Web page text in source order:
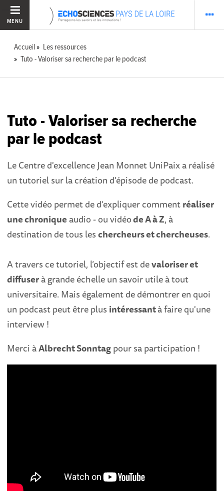
MENU
Accueil
Les ressources
Tuto - Valoriser sa recherche par le podcast
Tuto - Valoriser sa recherche
par le podcast
Le Centre d'excellence Jean Monnet UniPaix a réalisé
un tutoriel sur la création d'épisode de podcast.
Cette vidéo permet de d’expliquer commentréaliser
une chroniqueaudio - ou vidéode A à Z, à
destination de tous leschercheurs et chercheuses.
A travers ce tutoriel, l’objectif est devaloriser et
diffuserà grande échelle un savoir utile à tout
universitaire. Mais également de démontrer en quoi
un podcast peut être plus intéressantà faire qu'une
interview !
Merci àAlbrecht Sonntagpour sa participation !